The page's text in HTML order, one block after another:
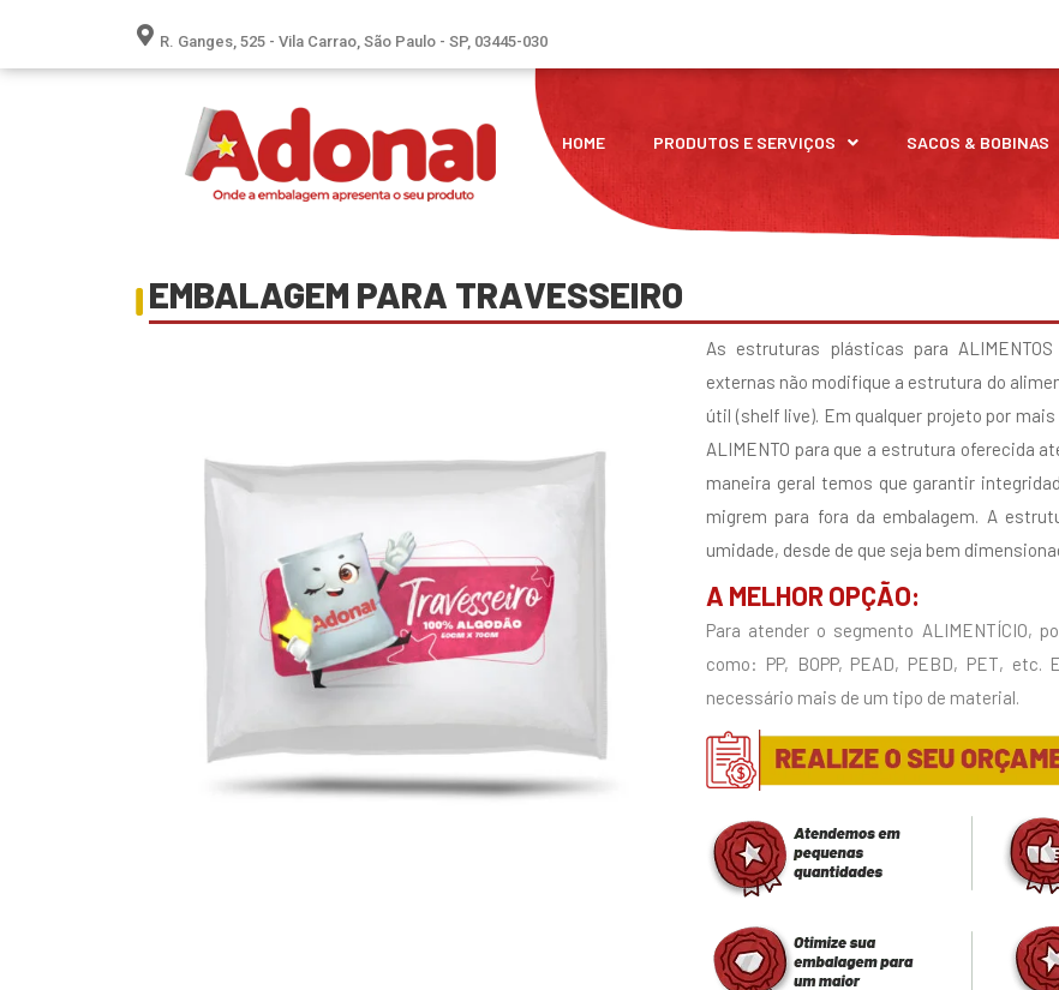
R. Ganges, 525 - Vila Carrao, São Paulo - SP, 03445-030
HOME PRODUTOS E SERVIÇOS SACOS & BOBINAS​
EMBALAGEM PARA TRAVESSEIRO
As estruturas plásticas para
externas não modifique a estrutura do
útil (shelf live). Em qualquer projeto por
ALIMENTO para que a estrutura oferecida
maneira geral temos que garantir
migrem para fora da embalagem. A
umidade, desde de que seja bem
A MELHOR OPÇÃO:
Para atender o segmento ALIMENTÍCIO,
como: PP, BOPP, PEAD, PEBD, PET,
necessário mais de um tipo de material.